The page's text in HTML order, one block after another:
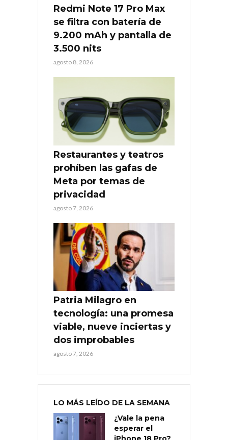
Redmi Note 17 Pro Max
se filtra con batería de
9.200 mAh y pantalla de
3.500 nits
agosto 8, 2026
Restaurantes y teatros
prohíben las gafas de
Meta por temas de
privacidad
agosto 7, 2026
Patria Milagro en
tecnología: una promesa
viable, nueve inciertas y
dos improbables
agosto 7, 2026
LO MÁS LEÍDO DE LA SEMANA
¿Vale la pena
esperar el